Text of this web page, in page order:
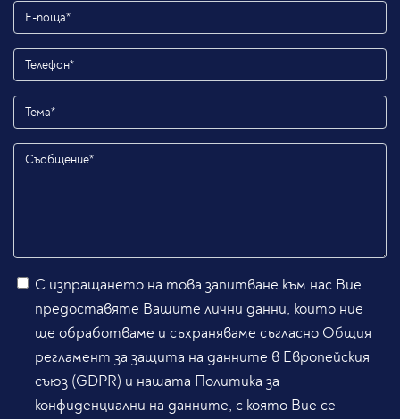
С изпращането на това запитване към нас Вие
предоставяте Вашите лични данни, които ние
ще обработваме и съхраняваме съгласно Общия
регламент за защита на данните в Европейския
съюз (GDPR) и нашата Политика за
конфиденциални на данните, с която Вие се